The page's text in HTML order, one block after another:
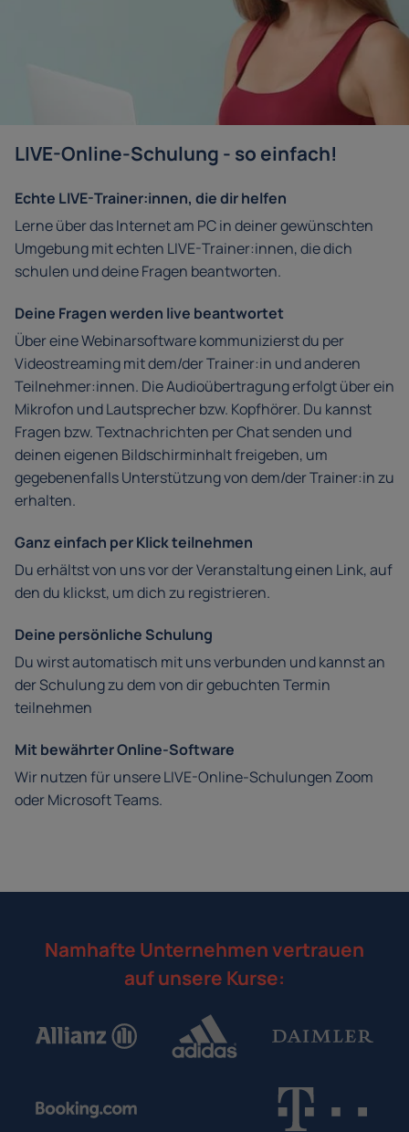
LIVE-Online-Schulung - so einfach!
Echte LIVE-Trainer:innen, die dir helfen
Lerne über das Internet am PC in deiner gewünschten
Umgebung mit echten LIVE-Trainer:innen, die dich
schulen und deine Fragen beantworten.
Deine Fragen werden live beantwortet
Über eine Webinarsoftware kommunizierst du per
Videostreaming mit dem/der Trainer:in und anderen
Teilnehmer:innen. Die Audioübertragung erfolgt über ein
Mikrofon und Lautsprecher bzw. Kopfhörer. Du kannst
Fragen bzw. Textnachrichten per Chat senden und
deinen eigenen Bildschirminhalt freigeben, um
gegebenenfalls Unterstützung von dem/der Trainer:in zu
erhalten.
Ganz einfach per Klick teilnehmen
Du erhältst von uns vor der Veranstaltung einen Link, auf
den du klickst, um dich zu registrieren.
Deine persönliche Schulung
Du wirst automatisch mit uns verbunden und kannst an
der Schulung zu dem von dir gebuchten Termin
teilnehmen
Mit bewährter Online-Software
Wir nutzen für unsere LIVE-Online-Schulungen Zoom
oder Microsoft Teams.
Namhafte Unternehmen vertrauen
auf unsere Kurse: